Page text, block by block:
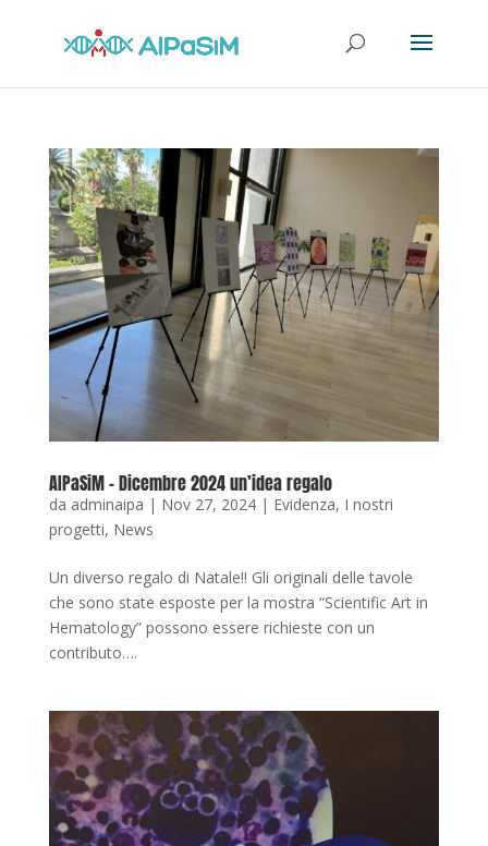
AIPaSiM – Dicembre 2024 un’idea regalo
da adminaipa | Nov 27, 2024| Evidenza, I nostri
progetti, News
Un diverso regalo di Natale!! Gli originali delle tavole
che sono state esposte per la mostra “Scientific Art in
Hematology” possono essere richieste con un
contributo….